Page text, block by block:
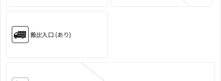
搬出入口 (あり)